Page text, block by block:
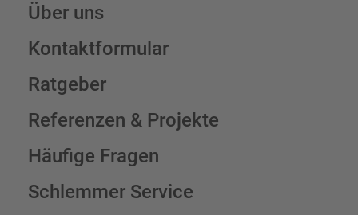
Über uns
Kontaktformular
Ratgeber
Referenzen & Projekte
Häufige Fragen
Schlemmer Service